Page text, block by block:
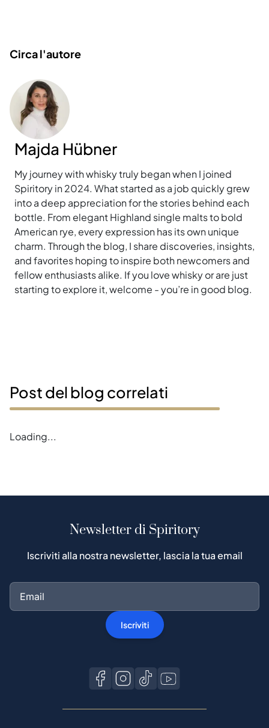
Circa l'autore
Majda Hübner
My journey with whisky truly began when I joined
Spiritory in 2024. What started as a job quickly grew
into a deep appreciation for the stories behind each
bottle. From elegant Highland single malts to bold
American rye, every expression has its own unique
charm. Through the blog, I share discoveries, insights,
and favorites hoping to inspire both newcomers and
fellow enthusiasts alike. If you love whisky or are just
starting to explore it, welcome - you’re in good blog.
Post del blog correlati
Loading...
Newsletter di Spiritory
Iscriviti alla nostra newsletter, lascia la tua email
Iscriviti